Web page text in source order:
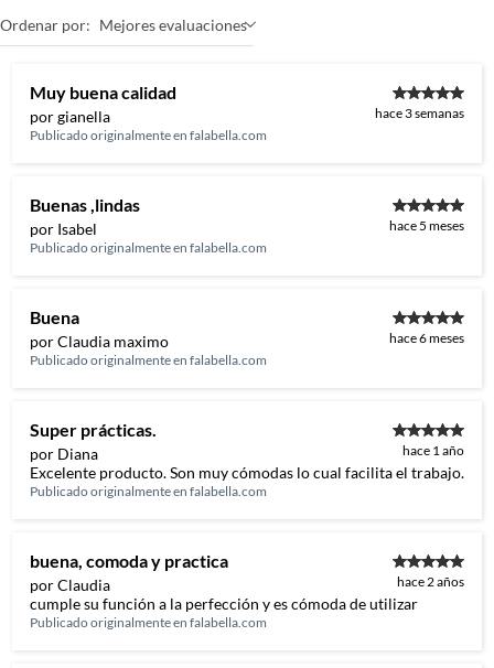
Ordenar por: Mejores evaluaciones
Muy buena calidad
por gianella
hace 3 semanas
Publicado originalmente en falabella.com
Buenas ,lindas
por Isabel
hace 5 meses
Publicado originalmente en falabella.com
Buena
por Claudia maximo
hace 6 meses
Publicado originalmente en falabella.com
Super prácticas.
por Diana hace 1 año
Excelente producto. Son muy cómodas lo cual facilita el trabajo.
Publicado originalmente en falabella.com
buena, comoda y practica
por Claudia hace 2 años
cumple su función a la perfección y es cómoda de utilizar
Publicado originalmente en falabella.com